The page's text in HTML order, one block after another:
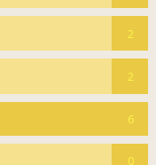
2
2
6
0